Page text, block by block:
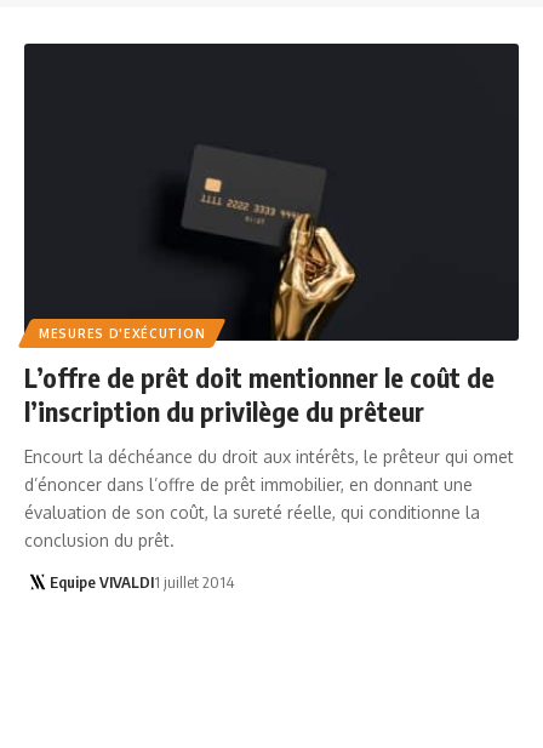
MESURES D'EXÉCUTION
L’offre de prêt doit mentionner le coût de
l’inscription du privilège du prêteur
Encourt la déchéance du droit aux intérêts, le prêteur qui omet
d’énoncer dans l’offre de prêt immobilier, en donnant une
évaluation de son coût, la sureté réelle, qui conditionne la
conclusion du prêt.
Equipe VIVALDI1 juillet 2014